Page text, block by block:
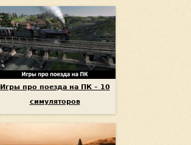
Игры про поезда на ПК – 10
симуляторов